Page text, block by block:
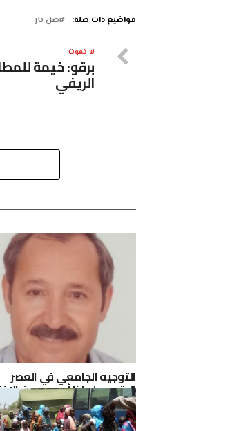
مواضيع ذات صلة: صن نار
لا تفوت
برقو: خيمة
الريفي
التوجيه الجامعي في العصر
الرقمي: لماذا أصبح حسن
أكثر صعوبة؟